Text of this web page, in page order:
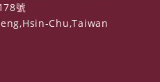
號
Chu,Taiwan